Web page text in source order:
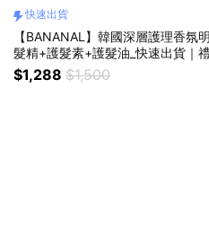
快速出貨
【BANANAL】韓國深層護理香氛
髮精+護髮素+護髮油_快速出貨｜
$1,288 $1,500